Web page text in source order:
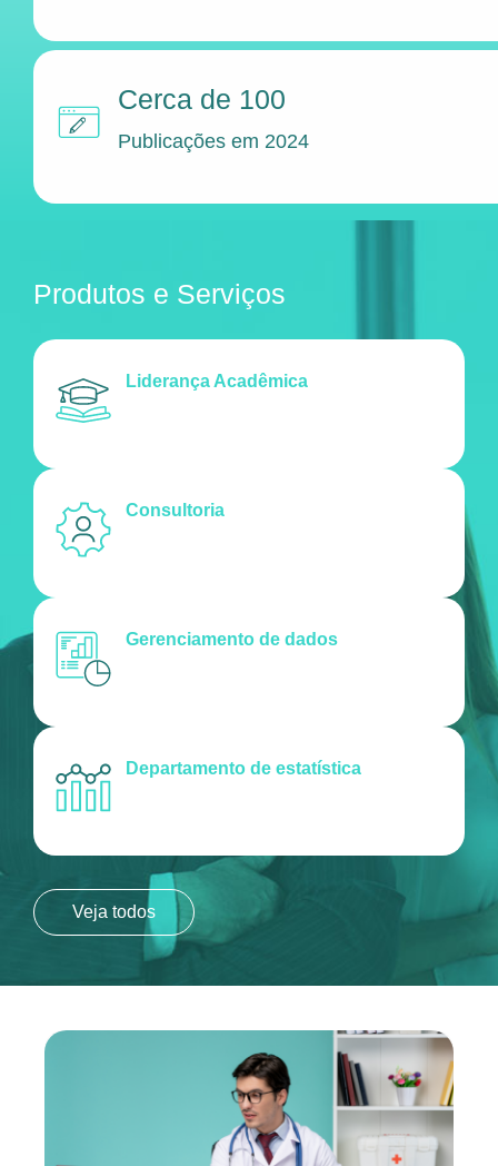
Cerca de 100
Publicações em 2024
Produtos e Serviços
Liderança Acadêmica
Consultoria
Gerenciamento de dados
Departamento de estatística
Veja todos